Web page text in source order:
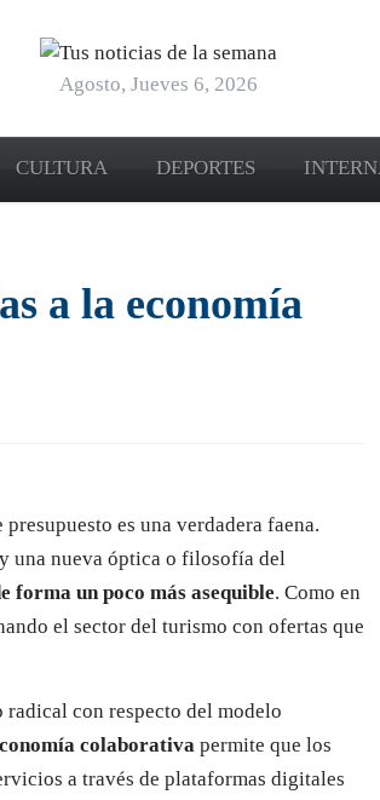
Agosto, Jueves 6, 2026
CULTURA DEPORTES
a la economía
es una verdadera faena.
una nueva óptica o filosofía del
forma un poco más asequible. Como en
el sector del turismo con ofertas que
radical con respecto del modelo
colaborativa permite que los
a través de plataformas digitales